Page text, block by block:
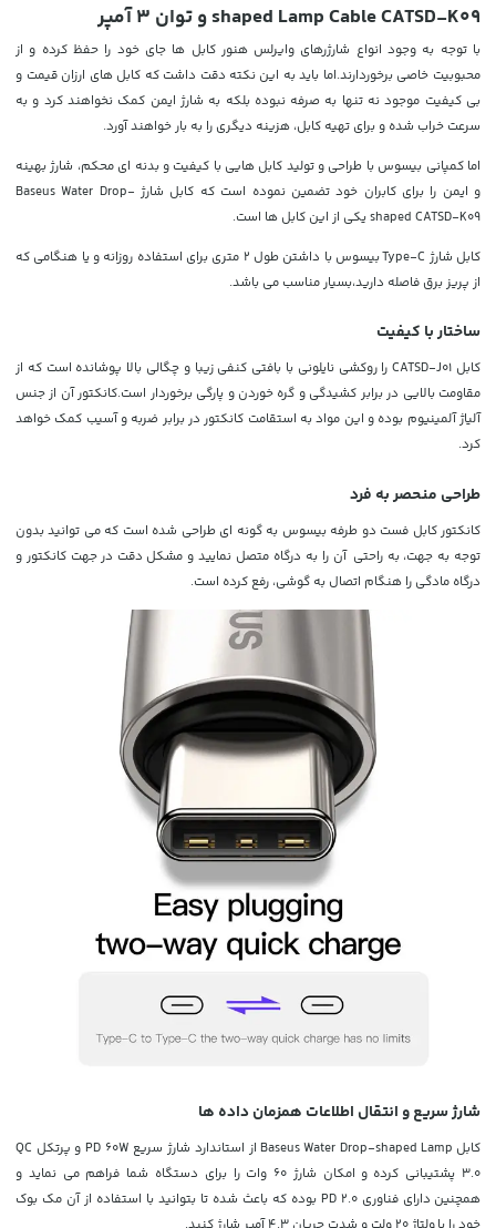
shaped Lamp Cable CATSD-K09 و توان 3 آمپر
با توجه به وجود انواع شارژرهای وایرلس هنور کابل ها جای خود را حفظ کرده و از
محبوبیت خاصی برخوردارند.اما باید به این نکته دقت داشت که کابل های ارزان قیمت و
بی کیفیت موجود نه تنها به صرفه نبوده بلکه به شارژ ایمن کمک نخواهند کرد و به
سرعت خراب شده و برای تهیه کابل، هزینه دیگری را به بار خواهند آورد.
اما کمپانی بیسوس با طراحی و تولید کابل هایی با کیفیت و بدنه ای محکم، شارژ بهینه
و ایمن را برای کابران خود تضمین نموده است که کابل شارژ Baseus Water Drop-
shaped CATSD-K09 یکی از این کابل ها است.
کابل شارژ Type-C
بیسوس با داشتن طول 2 متری برای استفاده روزانه و یا هنگامی که
از پریز برق فاصله دارید،بسیار مناسب می باشد.
ساختار با کیفیت
کابل CATSD-J01 را روکشی نایلونی با بافتی کنفی زیبا و چگالی بالا پوشانده است که از
مقاومت بالایی در برابر کشیدگی و گره خوردن و پارگی برخوردار است.کانکتور آن از جنس
آلیاژ آلمینیوم بوده و این مواد به استقامت کانکتور در برابر ضربه و آسیب کمک خواهد
کرد.
طراحی منحصر به فرد
کانکتور کابل فست دو طرفه بیسوس به گونه ای طراحی شده است که می توانید بدون
توجه به جهت، به راحتی آن را به درگاه متصل نمایید و مشکل دقت درجهت کانکتور و
درگاه مادگی را هنگام اتصال به گوشی، رفع کرده است.
شارژ سریع و انتقال اطلاعات همزمان داده ها
کابل Baseus Water Drop-shaped Lamp
از استاندارد شارژ سریع PD 60W و پرتکل QC
3.0 پشتیبانی کرده و
امکان شارژ 60 وات را برای دستگاه شما فراهم می نماید و
همچنین
دارای فناوری PD 2.0 بوده که باعث شده تا بتوانید با استفاده از آن مک بوک